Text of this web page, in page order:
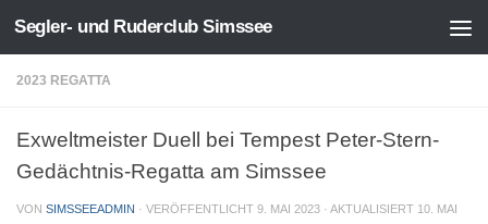
Zum Inhalt springen
Segler- und Ruderclub Simssee
2023 REGATTA
Exweltmeister Duell bei Tempest Peter-Stern-
Gedächtnis-Regatta am Simssee
VON SIMSSEEADMIN · VERÖFFENTLICHT 9. MAI 2023 · AKTUALISIERT 10. MAI